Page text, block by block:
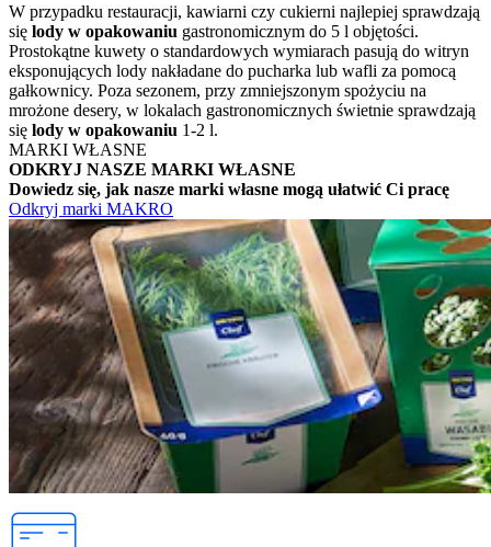
W przypadku restauracji, kawiarni czy cukierni najlepiej sprawdzają
się lody w opakowaniu gastronomicznym do 5 l objętości.
Prostokątne kuwety o standardowych wymiarach pasują do witryn
eksponujących lody nakładane do pucharka lub wafli za pomocą
gałkownicy. Poza sezonem, przy zmniejszonym spożyciu na
mrożone desery, w lokalach gastronomicznych świetnie sprawdzają
się lody w opakowaniu 1-2 l.
MARKI WŁASNE
ODKRYJ NASZE MARKI WŁASNE
Dowiedz się, jak nasze marki własne mogą ułatwić Ci pracę
Odkryj marki MAKRO